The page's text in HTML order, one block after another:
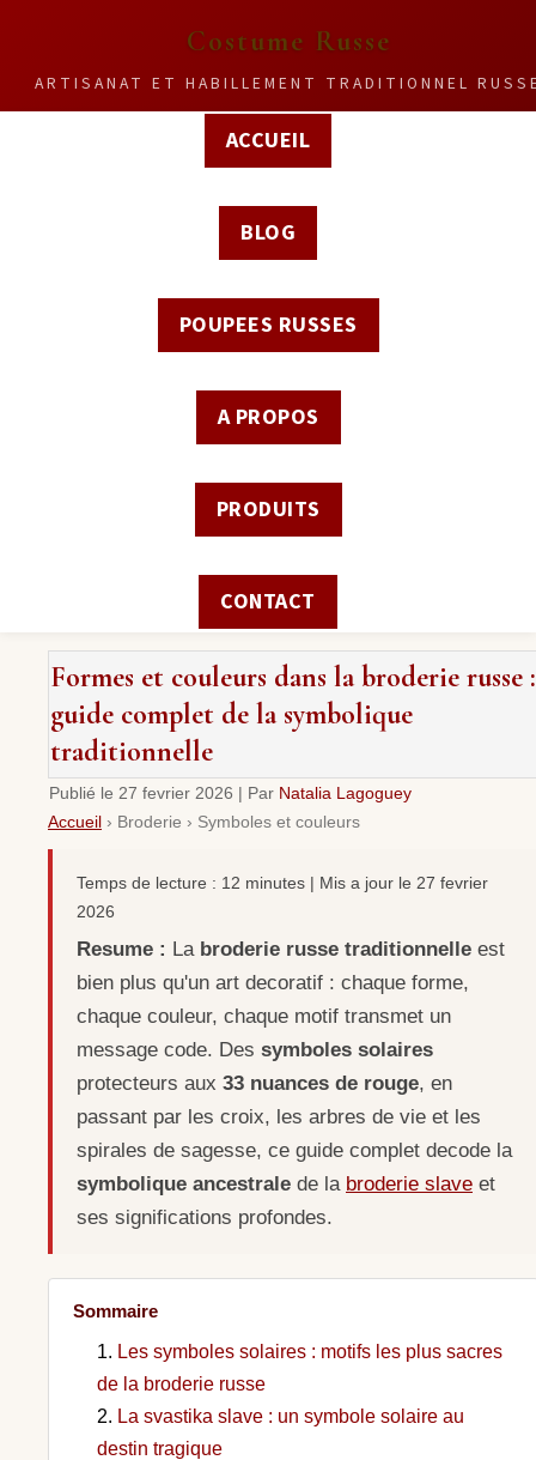
Costume Russe
ARTISANAT ET HABILLEMENT TRADITIONNEL
ACCUEIL
BLOG
POUPEES RUSSES
A PROPOS
PRODUITS
CONTACT
Formes et couleurs dans la broderie russe :
guide complet de la symbolique
traditionnelle
Publié le 27 fevrier 2026 | Par Natalia Lagoguey
Accueil › Broderie › Symboles et couleurs
Temps de lecture : 12 minutes | Mis a jour le 27 fevrier
2026
Resume : La broderie russe traditionnelle est
bien plus qu'un art decoratif : chaque forme,
chaque couleur, chaque motif transmet un
message code. Des symboles solaires
protecteurs aux 33 nuances de rouge, en
passant par les croix, les arbres de vie et les
spirales de sagesse, ce guide complet decode la
symbolique ancestrale de la broderie slave et
ses significations profondes.
Sommaire
Les symboles solaires : motifs les plus sacres
de la broderie russe
La svastika slave : un symbole solaire au
destin tragique